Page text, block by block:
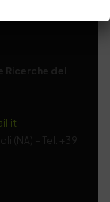
Ricerche del
(NA) – Tel. +39